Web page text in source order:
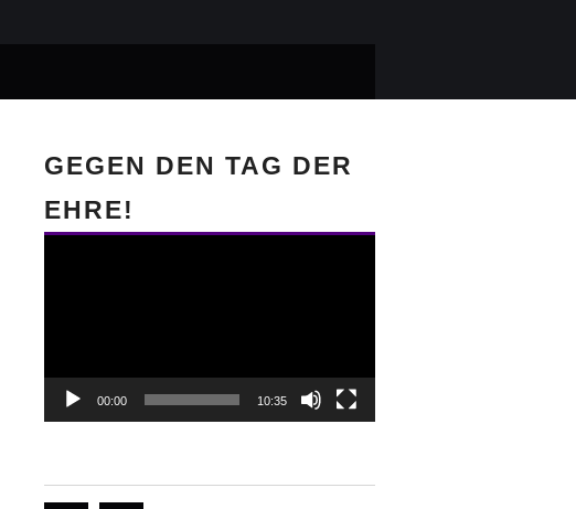
GEGEN DEN TAG DER
EHRE!
00:00 10:35